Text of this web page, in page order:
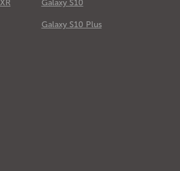
Galaxy S10
Galaxy S10 Plus